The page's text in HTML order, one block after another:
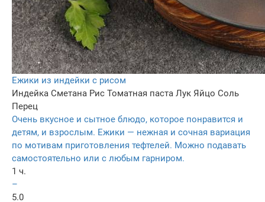
Ежики из индейки с рисом
Индейка Сметана Рис Томатная паста Лук Яйцо Соль
Перец
Очень вкусное и сытное блюдо, которое понравится и
детям, и взрослым. Ежики — нежная и сочная вариация
по мотивам приготовления тефтелей. Можно подавать
самостоятельно или с любым гарниром.
1 ч.
–
5.0